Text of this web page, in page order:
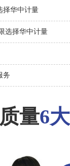
择华中计量
选择华中计量
务
量6